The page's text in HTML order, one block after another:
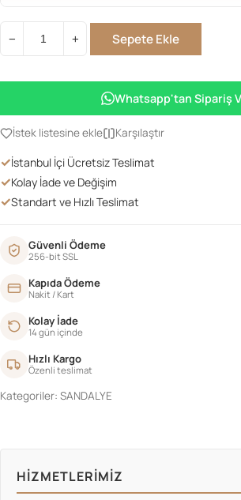
−
adet
+ Sepete Ekle
Whatsapp'tan Sipariş
İstek listesine ekle Karşılaştır
✓İstanbul İçi Ücretsiz Teslimat
✓Kolay İade ve Değişim
✓Standart ve Hızlı Teslimat
Güvenli Ödeme
256-bit SSL
Kapıda Ödeme
Nakit / Kart
Kolay İade
14 gün içinde
Hızlı Kargo
Özenli teslimat
Kategoriler: SANDALYE
HIZMETLERIMIZ